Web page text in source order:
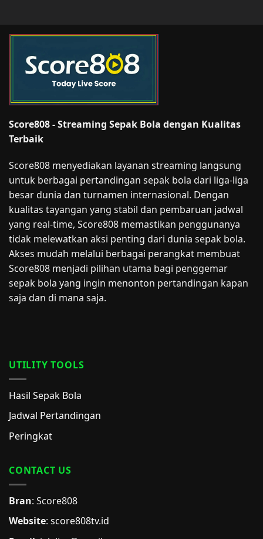
Score808 - Streaming Sepak Bola dengan Kualitas
Terbaik
Score808 menyediakan layanan streaming langsung
untuk berbagai pertandingan sepak bola dari liga-liga
besar dunia dan turnamen internasional. Dengan
kualitas tayangan yang stabil dan pembaruan jadwal
yang real-time, Score808 memastikan penggunanya
tidak melewatkan aksi penting dari dunia sepak bola.
Akses mudah melalui berbagai perangkat membuat
Score808 menjadi pilihan utama bagi penggemar
sepak bola yang ingin menonton pertandingan kapan
saja dan di mana saja.
UTILITY TOOLS
Hasil Sepak Bola
Jadwal Pertandingan
Peringkat
CONTACT US
Bran: Score808
Website: score808tv.id